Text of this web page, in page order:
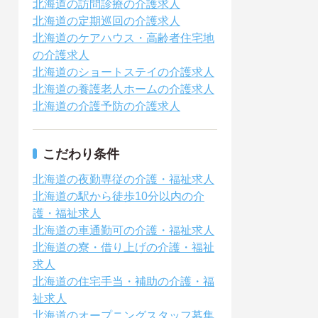
北海道の訪問診療の介護求人
北海道の定期巡回の介護求人
北海道のケアハウス・高齢者住宅地
の介護求人
北海道のショートステイの介護求人
北海道の養護老人ホームの介護求人
北海道の介護予防の介護求人
こだわり条件
北海道の夜勤専従の介護・福祉求人
北海道の駅から徒歩10分以内の介
護・福祉求人
北海道の車通勤可の介護・福祉求人
北海道の寮・借り上げの介護・福祉
求人
北海道の住宅手当・補助の介護・福
祉求人
北海道のオープニングスタッフ募集